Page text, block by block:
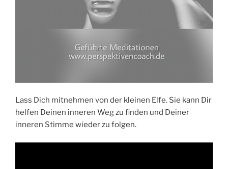
Lass Dich mitnehmen von der kleinen Elfe. Sie kann Dir
helfen Deinen inneren Weg zu finden und Deiner
inneren Stimme wieder zu folgen.